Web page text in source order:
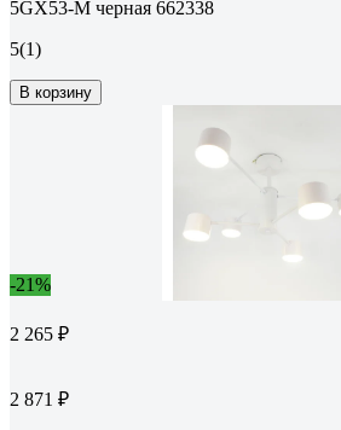
5GX53-M черная 662338
5(1)
В корзину
-21%
2 265 ₽
2 871 ₽